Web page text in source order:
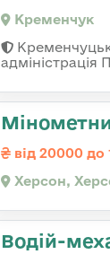
Кременчук
адміністрація
від 20000 до
Херсон,
Водій-